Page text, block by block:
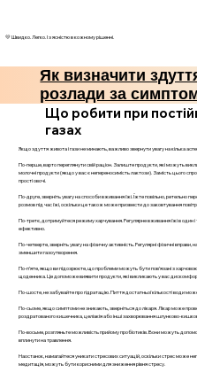
💛 Швидко. Легко. І з ясністю в кожному рішенні.
Як визначити
розлади за
Що робити при
газах
Якщо здуття живота і гази не минають, важливо звернути увагу на кілька
По-перше, варто переглянути свій раціон. Залиште продукти, які можуть
молочні продукти (якщо у вас є непереносимість лактози). Замість цього
прості овочі.
По-друге, зверніть увагу на способи вживання їжі. Їжте повільно, ретельно
розмов під час їжі, оскільки це також може призвести до заковтування
По-третє, дотримуйтеся режиму харчування. Регулярне вживання їжі в один
ефективно.
По-четверте, зверніть увагу на фізичну активність. Регулярні фізичні
зменшити газоутворення.
По-п’яте, якщо ви підозрюєте, що проблеми можуть бути пов’язані з
щоденника. Це допоможе виявити продукти, які викликають у вас
По-шосте, не забувайте про гідратацію. Пиття достатньої кількості води
По-сьоме, якщо симптоми не зникають, зверніться до лікаря. Лікар може
роздратованого кишечника, целіакія або інші захворювання шлунково-
По-восьме, розгляньте можливість прийому пробіотиків. Вони можуть
вплинути на травлення.
Наостанок, намагайтеся уникати стресових ситуацій, оскільки стрес може
медитація, можуть бути корисними для зниження рівня стресу.